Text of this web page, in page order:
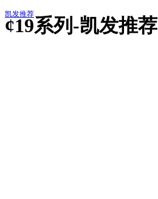
¢19系列-凯发推荐
凯发推荐